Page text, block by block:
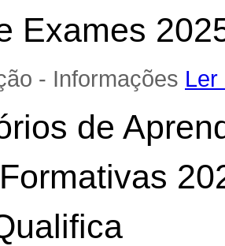
Exames
- Informações Ler
de